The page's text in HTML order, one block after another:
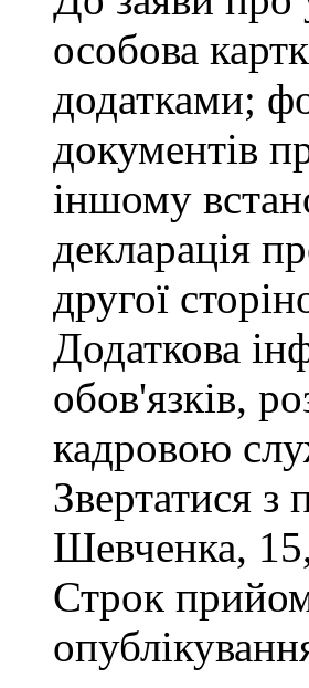
особова
додатками;
документів
іншому
декларація
другої
Додаткова
обов'язків,
кадровою
Звертатися з
Шевченка,
Строк